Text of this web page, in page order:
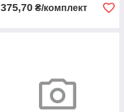
375,70 ₴/комплект